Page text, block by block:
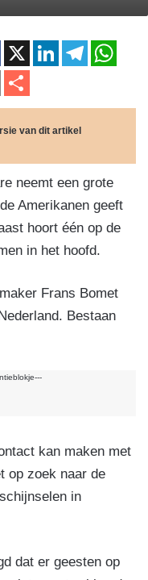
F
a
c
e
b
o
o
k
X
Li
k
e
dI
n
T
e
a
m
at
A
p
E
m
ail
el
e
n
van dit artikel
neemt een grote
Amerikanen geeft
hoort één op de
in het hoofd.
Frans Bomet
Bestaan
kan maken met
op zoek naar de
in
dat er geesten op